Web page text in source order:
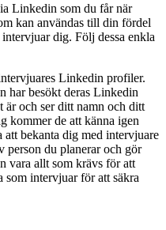
Linkedin som du får när
kan användas till din fördel
dig. Följ dessa enkla
Linkedin profiler.
har besökt deras Linkedin
och ser ditt namn och ditt
kommer de att känna igen
bekanta dig med intervjuare
person du planerar och gör
vara allt som krävs för att
som intervjuar för att säkra